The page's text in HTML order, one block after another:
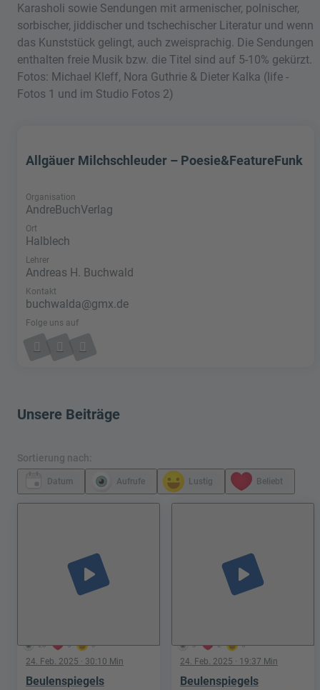
Karasholi sowie Sendungen mit armenischer, polnischer,
sorbischer, jiddischer und tschechischer Literatur und wenn
das Kunststück gelingt, auch zweisprachig. Die Sendungen
enthalten freie Musik bzw. die Titel sind auf 5-10% gekürzt.
Fotos: Michael Kleff, Nora Guthrie & Dieter Kalka (life -
Fotos 1 und im Studio Fotos 2)
Allgäuer Milchschleuder – Poesie&FeatureFunk
Organisation
AndreBuchVerlag
Ort
Halblech
Lehrer
Andreas H. Buchwald
Kontakt
buchwalda@gmx.de
Folge uns auf
Unsere Beiträge
Sortierung nach:
Datum Aufrufe Lustig Beliebt
20 5 0
play_arrow
24. Feb. 2025 · 30:10 Min
Beulenspiegels
3 2 0
play_arrow
24. Feb. 2025 · 19:37 Min
Beulenspiegels